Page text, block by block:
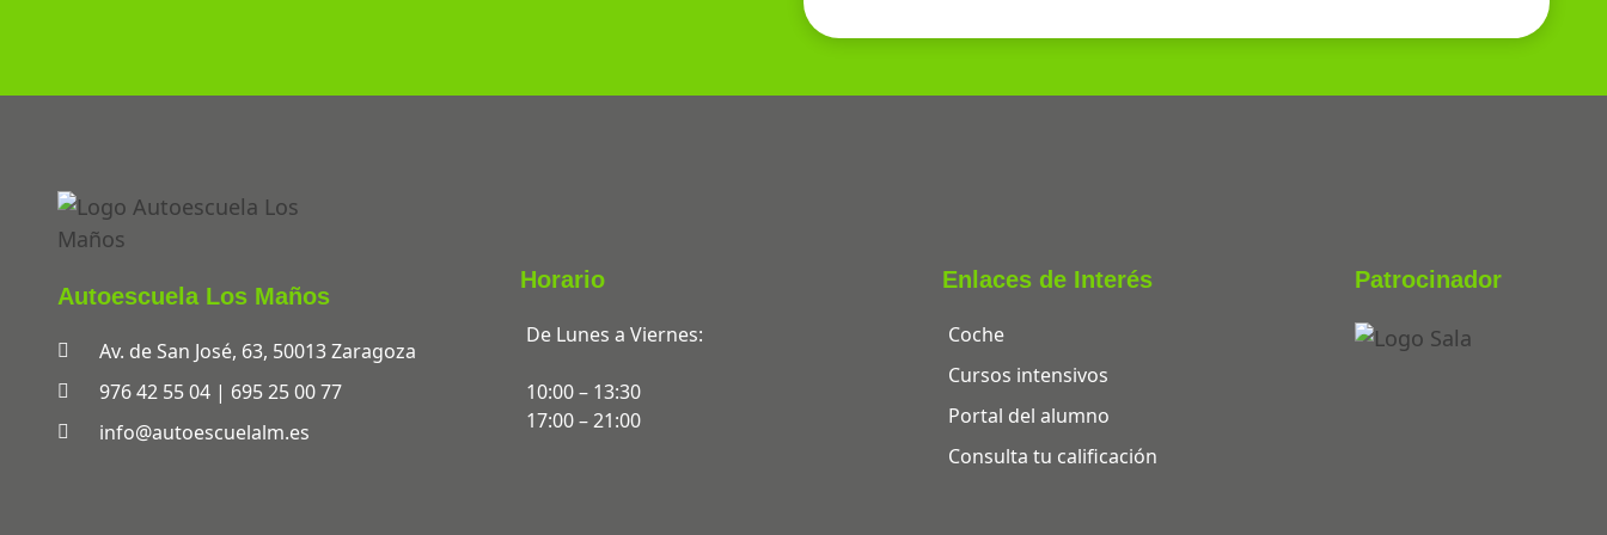
e
Autoescuela Los Maños
Av. de San José, 63, 50013 Zaragoza
976 42 55 04 | 695 25 00 77
info@autoescuelalm.es
Horario
De Lunes a Viernes:
10:00 – 13:30
17:00 – 21:00
Enlaces de Interés
Coche
Cursos intensivos
Portal del alumno
Consulta tu calificación
Patrocinador